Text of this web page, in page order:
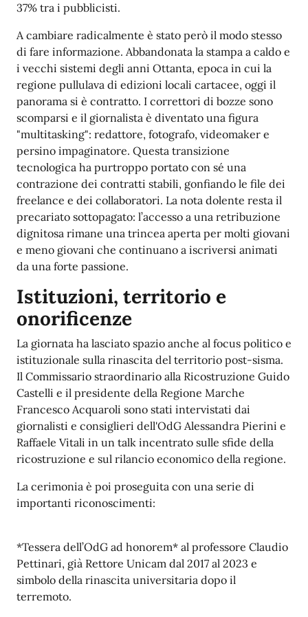
37% tra i pubblicisti.
A cambiare radicalmente è stato però il modo stesso
di fare informazione. Abbandonata la stampa a caldo e
i vecchi sistemi degli anni Ottanta, epoca in cui la
regione pullulava di edizioni locali cartacee, oggi il
panorama si è contratto. I correttori di bozze sono
scomparsi e il giornalista è diventato una figura
"multitasking": redattore, fotografo, videomaker e
persino impaginatore. Questa transizione
tecnologica ha purtroppo portato con sé una
contrazione dei contratti stabili, gonfiando le file dei
freelance e dei collaboratori. La nota dolente resta il
precariato sottopagato: l’accesso a una retribuzione
dignitosa rimane una trincea aperta per molti giovani
e meno giovani che continuano a iscriversi animati
da una forte passione.
Istituzioni, territorio e
onorificenze
La giornata ha lasciato spazio anche al focus politico e
istituzionale sulla rinascita del territorio post-sisma.
Il Commissario straordinario alla Ricostruzione Guido
Castelli e il presidente della Regione Marche
Francesco Acquaroli sono stati intervistati dai
giornalisti e consiglieri dell'OdG Alessandra Pierini e
Raffaele Vitali in un talk incentrato sulle sfide della
ricostruzione e sul rilancio economico della regione.
La cerimonia è poi proseguita con una serie di
importanti riconoscimenti:
*Tessera dell’OdG ad honorem* al professore Claudio
Pettinari, già Rettore Unicam dal 2017 al 2023 e
simbolo della rinascita universitaria dopo il
terremoto.